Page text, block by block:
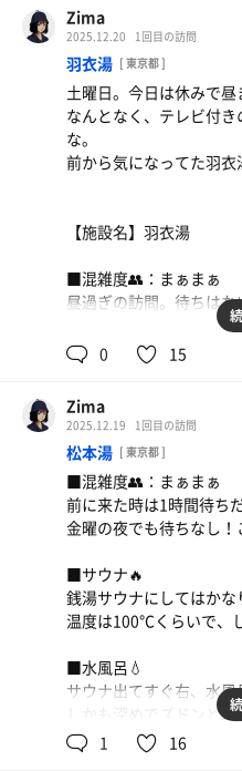
たぞ。
■その他📝
惜しかったのは動線。
全体的に通路が狭く、
らい。
混んでるときはちょっと
混雑と動線だけ覚悟す
ナだったぞ。
今度はもう少し暖かくな
り楽しみてぇな
Zima
2025.12.20 1回目の訪問
羽衣湯 [ 東京都 ]
土曜日。今日は休みで昼
なんとなく、テレビ付
な。
前から気になってた羽衣
【施設名】羽衣湯
■混雑度👥：まぁまぁ
昼過ぎの訪問。待ちはな
■サウナ🔥
日替わりで男女入れ替え。
本日、偶数日。男性側ド
昔ながらの銭湯サウナ。
詰めれば6人くらい。テ
んちゃん。
声優変わってから初め
を感じたぞ。
12℃くらいでしっかり冷
サ室の目の前で動線もバ
サウナ利用者専用の休憩
デッキチェア3脚＋椅子3
ここにもテレビがあって
0 15
Zima
2025.12.19 1回目の訪問
松本湯 [ 東京都 ]
■混雑度👥：まぁまぁ
前に来た時は1時間待ち
金曜の夜でも待ちなし！
■サウナ🔥
銭湯サウナにしてはかな
温度は100℃くらいで、
■水風呂💧
サウナ出てすぐ右、水風
しかも深めでズドンとく
16℃くらいで冷たすぎず
1 16